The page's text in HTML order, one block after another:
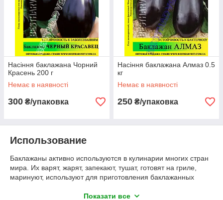
Насіння баклажана Чорний
Красень 200 г
Немає в наявності
300 ₴/упаковка
Насіння баклажана Алмаз 0.5
кг
Немає в наявності
250 ₴/упаковка
Использование
Баклажаны активно используются в кулинарии многих стран
мира. Их варят, жарят, запекают, тушат, готовят на гриле,
маринуют, используют для приготовления баклажанных
Показати все